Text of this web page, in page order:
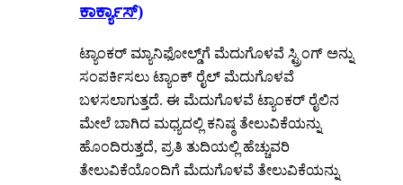
ಕಾರ್ಕ್ಯಾಸ್)
ಟ್ಯಾಂಕರ್ ಮ್ಯಾನಿಫೋಲ್ಡ್‌ಗೆ ಮೆದುಗೊಳವೆ ಸ್ಟ್ರಿಂಗ್ ಅನ್ನು
ಸಂಪರ್ಕಿಸಲು ಟ್ಯಾಂಕ್ ರೈಲ್ ಮೆದುಗೊಳವೆ
ಬಳಸಲಾಗುತ್ತದೆ. ಈ ಮೆದುಗೊಳವೆ ಟ್ಯಾಂಕರ್ ರೈಲಿನ
ಮೇಲೆ ಬಾಗಿದ ಮಧ್ಯದಲ್ಲಿ ಕನಿಷ್ಠ ತೇಲುವಿಕೆಯನ್ನು
ಹೊಂದಿರುತ್ತದೆ, ಪ್ರತಿ ತುದಿಯಲ್ಲಿ ಹೆಚ್ಚುವರಿ
ತೇಲುವಿಕೆಯೊಂದಿಗೆ ಮೆದುಗೊಳವೆ ತೇಲುವಿಕೆಯನ್ನು